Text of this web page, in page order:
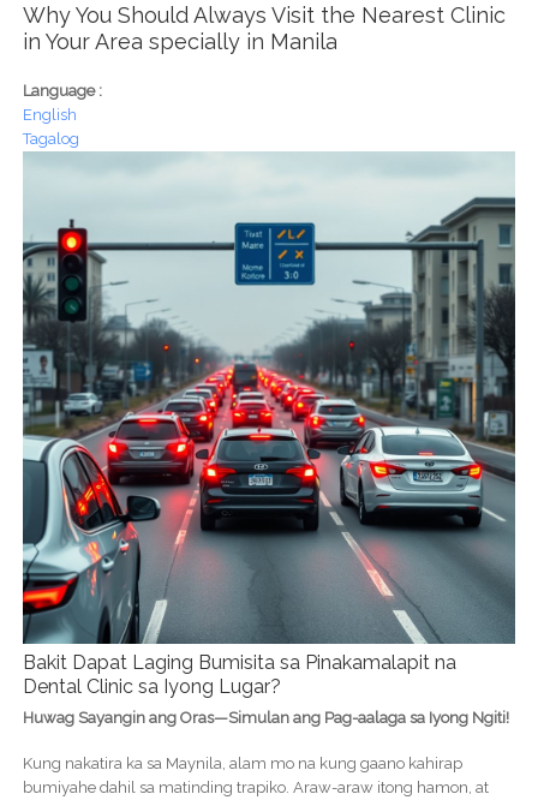
Why You Should Always Visit the Nearest Clinic
in Your Area specially in Manila
Language :
English
Tagalog
Bakit Dapat Laging Bumisita sa Pinakamalapit na
Dental Clinic sa Iyong Lugar?
Huwag Sayangin ang Oras—Simulan ang Pag-aalaga sa Iyong Ngiti!
Kung nakatira ka sa Maynila, alam mo na kung gaano kahirap
bumiyahe dahil sa matinding trapiko. Araw-araw itong hamon, at